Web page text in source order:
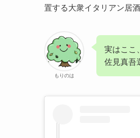
置する大衆イタリアン居酒
もりのは
実はここ
佐見真吾